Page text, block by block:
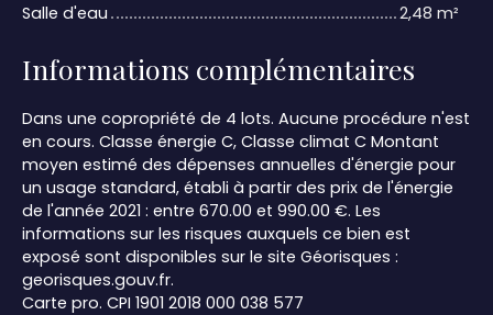
Salle d'eau 2,48 m²
Informations complémentaires
Dans une copropriété de 4 lots. Aucune procédure n'est
en cours. Classe énergie C, Classe climat C Montant
moyen estimé des dépenses annuelles d'énergie pour
un usage standard, établi à partir des prix de l'énergie
de l'année 2021 : entre 670.00 et 990.00 €. Les
informations sur les risques auxquels ce bien est
exposé sont disponibles sur le site Géorisques :
georisques.gouv.fr.
Carte pro. CPI 1901 2018 000 038 577